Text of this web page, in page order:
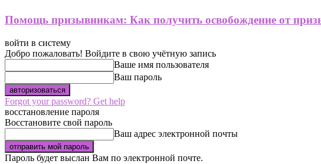
Помощь призывникам: Как получить освобождение от
войти в систему
Добро пожаловать! Войдите в свою учётную запись
Ваше имя пользователя
Ваш пароль
Forgot your password? Get help
восстановление пароля
Восстановите свой пароль
Ваш адрес электронной почты
Пароль будет выслан Вам по электронной почте.